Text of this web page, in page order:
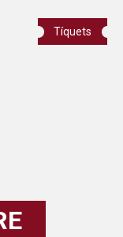
Tíquets